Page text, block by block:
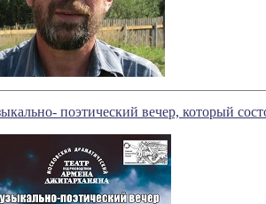
поэтический вечер, который